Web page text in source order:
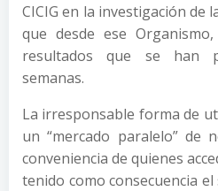
CICIG en la investigación de
que desde ese
resultados que se han
semanas.
La irresponsable forma de
un “mercado paralelo” de
conveniencia de quienes
tenido como consecuencia